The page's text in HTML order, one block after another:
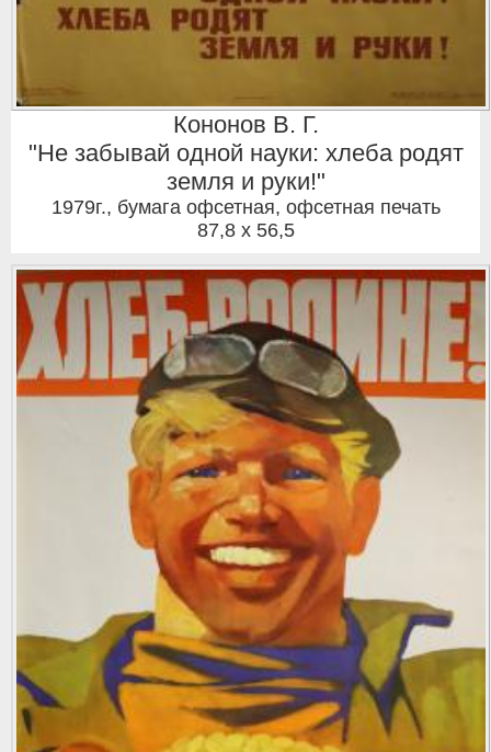
Кононов В. Г.
"Не забывай одной науки: хлеба родят
земля и руки!"
1979г., бумага офсетная, офсетная печать
87,8 x 56,5